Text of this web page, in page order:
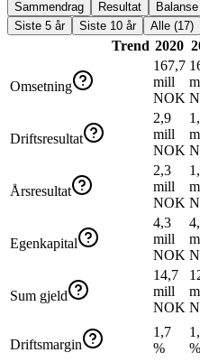
Sammendrag Resultat Balanse
Siste 5 år
Siste 10 år Alle (17)
Trend 2020
Omsetning
167,7
mill
NOK
Driftsresultat
2,9
mill
NOK
Årsresultat
2,3
mill
NOK
Egenkapital
4,3
mill
NOK
Sum gjeld
14,7
mill
NOK
Driftsmargin
1,7
%
%